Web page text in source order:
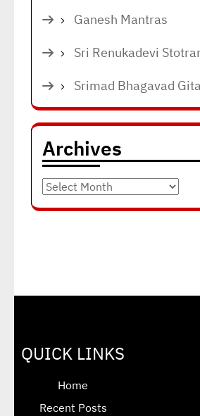
Ganesh Mantras
Sri Renukadevi
Srimad Bhagavad
Archives
Archives
QUICK LINKS
Home
Recent Posts